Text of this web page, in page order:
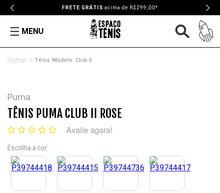
FRETE GRÁTIS acima de R$299,00*
MENU
Tênis Modelo Club II
Puma
TÊNIS PUMA CLUB II ROSE
Avalie agora!
Escolha a cor: